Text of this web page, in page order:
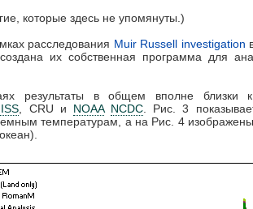
которые здесь не упомянуты.)
расследования Muir Russell investigation
их собственная программа для
результаты в общем вполне близки
, CRU и NOAA NCDC . Рис. 3
температурам, а на Рис. 4